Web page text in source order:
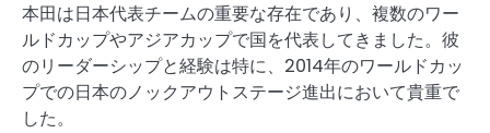
本田は日本代表チームの重要な存在であり、複数のワー
ルドカップやアジアカップで国を代表してきました。彼
のリーダーシップと経験は特に、2014年のワールドカッ
プでの日本のノックアウトステージ進出において貴重で
した。